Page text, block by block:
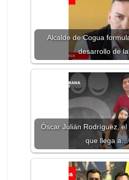
Alcalde de Cogua
desarrollo de
Óscar Julián Rodríguez,
que llega a…